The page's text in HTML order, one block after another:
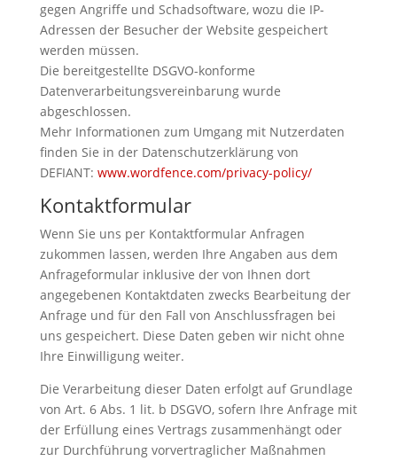
gegen Angriffe und Schadsoftware, wozu die IP-
Adressen der Besucher der Website gespeichert
werden müssen.
Die bereitgestellte DSGVO-konforme
Datenverarbeitungsvereinbarung wurde
abgeschlossen.
Mehr Informationen zum Umgang mit Nutzerdaten
finden Sie in der Datenschutzerklärung von
DEFIANT: www.wordfence.com/privacy-policy/
Kontaktformular
Wenn Sie uns per Kontaktformular Anfragen
zukommen lassen, werden Ihre Angaben aus dem
Anfrageformular inklusive der von Ihnen dort
angegebenen Kontaktdaten zwecks Bearbeitung der
Anfrage und für den Fall von Anschlussfragen bei
uns gespeichert. Diese Daten geben wir nicht ohne
Ihre Einwilligung weiter.
Die Verarbeitung dieser Daten erfolgt auf Grundlage
von Art. 6 Abs. 1 lit. b DSGVO, sofern Ihre Anfrage mit
der Erfüllung eines Vertrags zusammenhängt oder
zur Durchführung vorvertraglicher Maßnahmen